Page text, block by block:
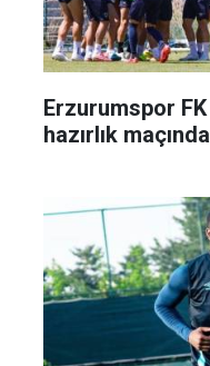
Erzurumspor
hazırlık